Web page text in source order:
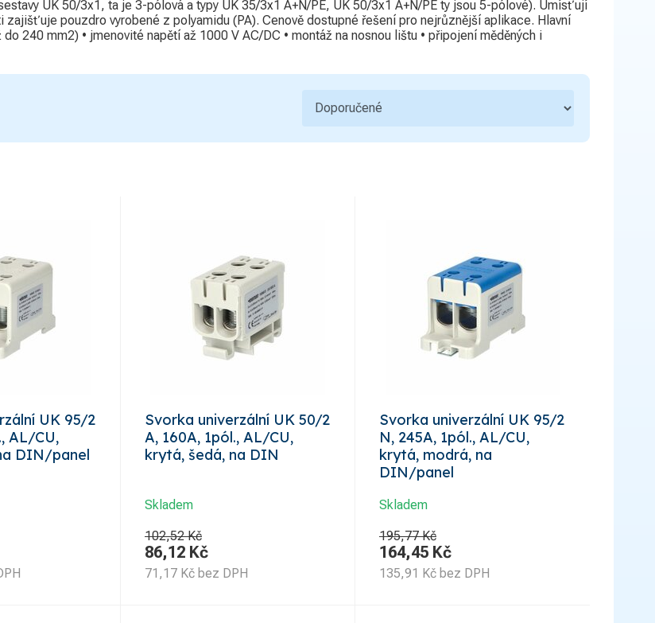
UK 50/3x1, ta je 3-pólová a typy UK 35/3x1 A+N/PE, UK 50/3x1 A+N/PE ty jsou 5-pólové). Umísťují
pouzdro vyrobené z polyamidu (PA). Cenově dostupné řešení pro nejrůznější aplikace. Hlavní
240 mm2) • jmenovité napětí až 1000 V AC/DC • montáž na nosnou lištu • připojení měděných i
UK 95/2
AL/CU,
DIN/panel
Svorka univerzální UK 50/2
A, 160A, 1pól., AL/CU,
krytá, šedá, na DIN
Skladem
102,52 Kč
86,12 Kč
71,17 Kč bez DPH
Svorka univerzální UK 95/2
N, 245A, 1pól., AL/CU,
krytá, modrá, na
DIN/panel
Skladem
195,77 Kč
164,45 Kč
135,91 Kč bez DPH
Bezpečnost a ochranné pomůcky
Sdělovací, zabezpečovací technika a